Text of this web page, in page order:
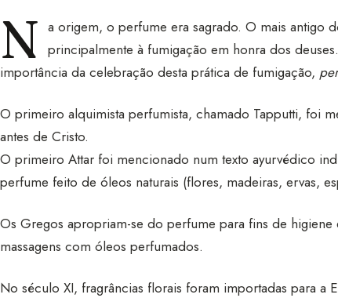
N a origem, o perfume era sagrado. O mais antigo
principalmente à fumigação em honra dos
importância da celebração desta prática de fumigação,
O primeiro alquimista perfumista, chamado Tapputti, foi
antes de Cristo.
O primeiro Attar foi mencionado num texto ayurvédico
perfume feito de óleos naturais (flores, madeiras, ervas,
Os Gregos apropriam-se do perfume para fins de
massagens com óleos perfumados.
No século XI, fragrâncias florais foram importadas para a